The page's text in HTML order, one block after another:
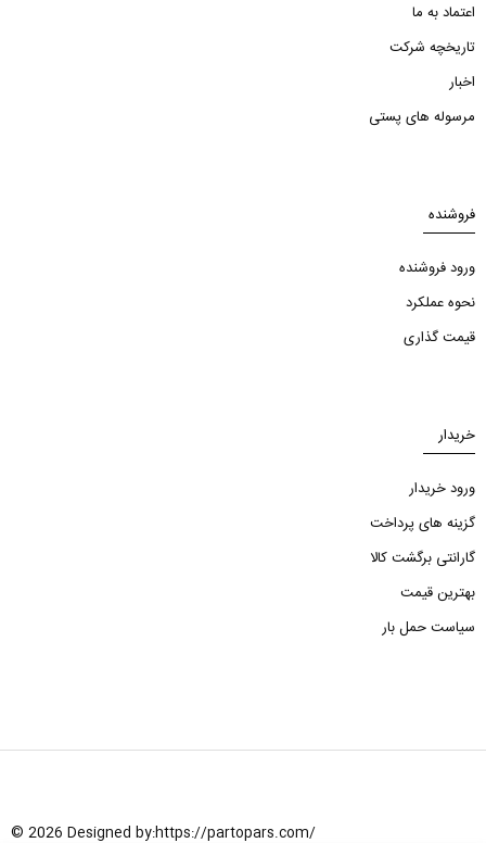
اعتماد به ما
تاریخچه شرکت
اخبار
مرسوله های پستی
فروشنده
ورود فروشنده
نحوه عملکرد
قیمت گذاری
خریدار
ورود خریدار
گزینه های پرداخت
گارانتی برگشت کالا
بهترین قیمت
سیاست حمل بار
© 2026 Designed by:https://partopars.com/